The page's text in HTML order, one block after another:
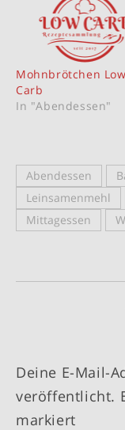
Mohnbrötchen Low
Carb
In "Abendessen"
Abendessen
Leinsamenmehl
Mittagessen
Deine E-Mail-
veröffentlicht.
markiert